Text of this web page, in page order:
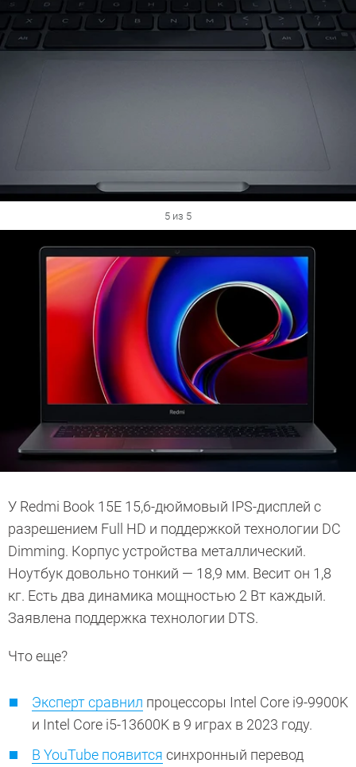
5 из 5
У Redmi Book 15E 15,6-дюймовый IPS-дисплей с
разрешением Full HD и поддержкой технологии DC
Dimming. Корпус устройства металлический.
Ноутбук довольно тонкий — 18,9 мм. Весит он 1,8
кг. Есть два динамика мощностью 2 Вт каждый.
Заявлена поддержка технологии DTS.
Что еще?
Эксперт сравнил процессоры Intel Core i9-9900K
и Intel Core i5-13600K в 9 играх в 2023 году.
В YouTube появится синхронный перевод